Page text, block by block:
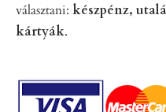
választani: készpénz,
kártyák.